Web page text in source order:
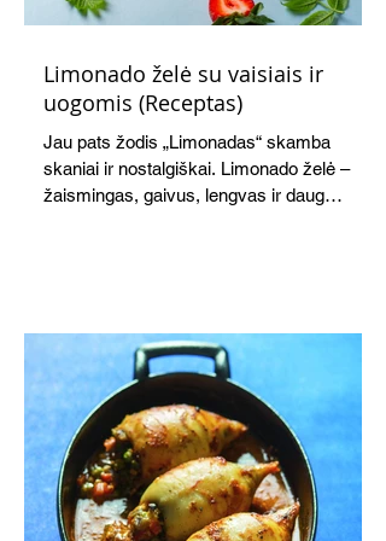
Limonado želė su vaisiais ir
uogomis (Receptas)
Jau pats žodis „Limonadas“ skamba
skaniai ir nostalgiškai. Limonado želė –
žaismingas, gaivus, lengvas ir daug